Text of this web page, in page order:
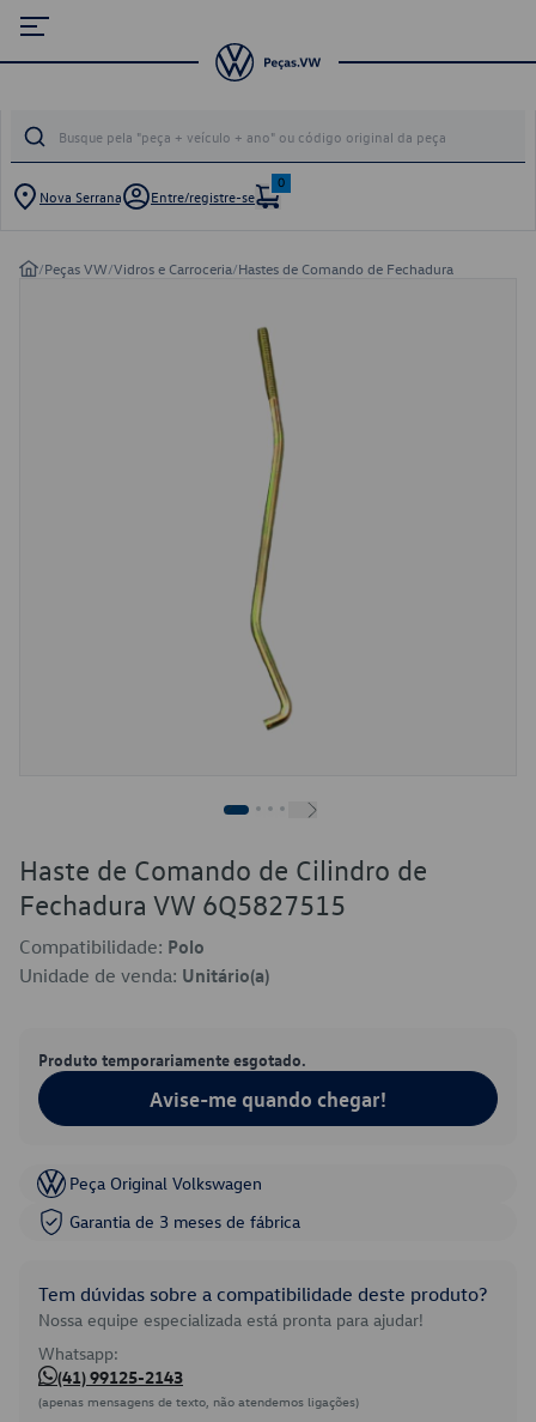
Nova Serrana Entre/registre-se
0
/Peças VW/Vidros e Carroceria/Hastes de Comando de Fechadura
Haste de Comando de Cilindro de
Fechadura VW 6Q5827515
Compatibilidade: Polo
Unidade de venda: Unitário(a)
Produto temporariamente esgotado.
Avise-me quando chegar!
Peça Original Volkswagen
Garantia de 3 meses de fábrica
Tem dúvidas sobre a compatibilidade deste produto?
Nossa equipe especializada está pronta para ajudar!
Whatsapp:
(41) 99125-2143
(apenas mensagens de texto, não atendemos ligações)